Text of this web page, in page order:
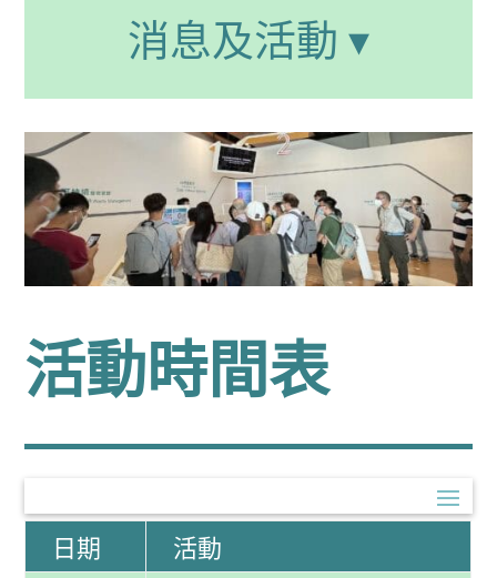
消息及活動 ▾
活動時間表
日期
活動